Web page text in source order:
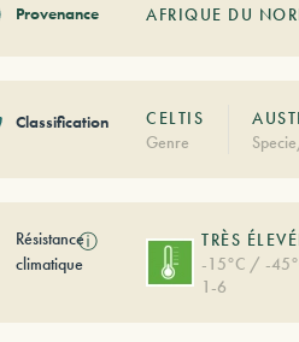
Provenance AFRIQUE DU
Classification
CELTIS
Genre
Résistance
climatique
ⓘ
TRÈS
-15°C / -
1-6